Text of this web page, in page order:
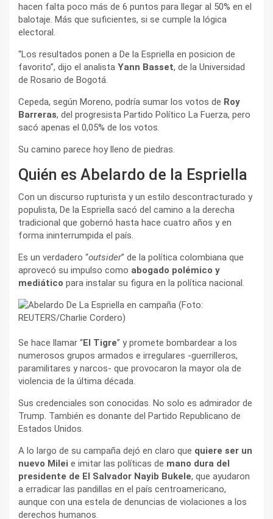
hacen falta poco más de 6 puntos para llegar al 50% en el
balotaje. Más que suficientes, si se cumple la lógica
electoral.
“Los resultados ponen a De la Espriella en posicion de
favorito”, dijo el analista Yann Basset, de la Universidad
de Rosario de Bogotá.
Cepeda, según Moreno, podría sumar los votos de Roy
Barreras, del progresista Partido Político La Fuerza, pero
sacó apenas el 0,05% de los votos.
Su camino parece hoy lleno de piedras.
Quién es Abelardo de la Espriella
Con un discurso rupturista y un estilo descontracturado y
populista, De la Espriella sacó del camino a la derecha
tradicional que gobernó hasta hace cuatro años y en
forma ininterrumpida el país.
Es un verdadero “outsider” de la política colombiana que
aprovecó su impulso como abogado polémico y
mediático para instalar su figura en la política nacional.
Se hace llamar “El Tigre” y promete bombardear a los
numerosos grupos armados e irregulares -guerrilleros,
paramilitares y narcos- que provocaron la mayor ola de
violencia de la última década.
Sus credenciales son conocidas. No solo es admirador de
Trump. También es donante del Partido Republicano de
Estados Unidos.
A lo largo de su campaña dejó en claro que quiere ser un
nuevo Milei e imitar las políticas de mano dura del
presidente de El Salvador Nayib Bukele, que ayudaron
a erradicar las pandillas en el país centroamericano,
aunque con una estela de denuncias de violaciones a los
derechos humanos.